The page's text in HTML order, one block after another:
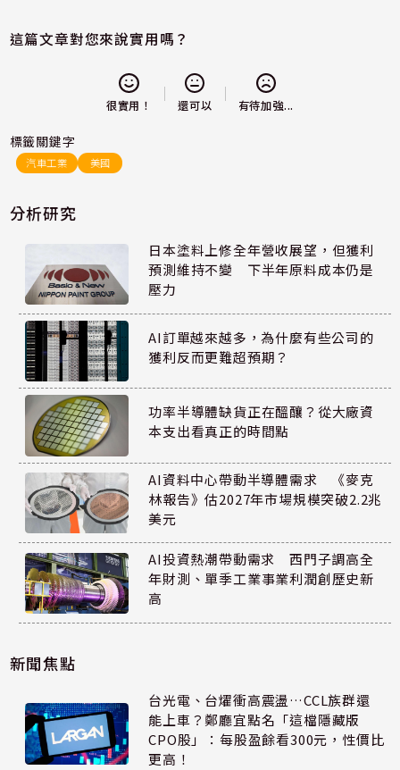
這篇文章對您來說實用嗎？
很實用！ 還可以 有待加強...
標籤關鍵字
汽車工業 美國
分析研究
日本塗料上修全年營收展望，但獲利
預測維持不變 下半年原料成本仍是
壓力
AI訂單越來越多，為什麼有些公司的
獲利反而更難超預期？
功率半導體缺貨正在醞釀？從大廠資
本支出看真正的時間點
AI資料中心帶動半導體需求 《麥克
林報告》估2027年市場規模突破2.2兆
美元
AI投資熱潮帶動需求 西門子調高全
年財測、單季工業事業利潤創歷史新
高
新聞焦點
台光電、台燿衝高震盪…CCL族群還
能上車？鄭廳宜點名「這檔隱藏版
CPO股」：每股盈餘看300元，性價比
更高！